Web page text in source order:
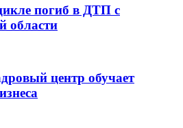
погиб в ДТП с
области
центр обучает